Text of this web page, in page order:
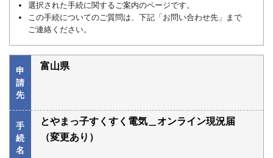
利用上の注意
よくあるご質問
選択された手続に関するご案内のページです。
この手続についてのご質問は、下記「お問い合わせ先」まで
ご連絡ください。
申
請
先
富山県
手
続
名
とやまっ子すくすく電気＿オンライン現況届
（変更あり）